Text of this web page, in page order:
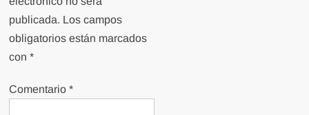
publicada. Los campos
obligatorios están marcados
con*
Comentario*